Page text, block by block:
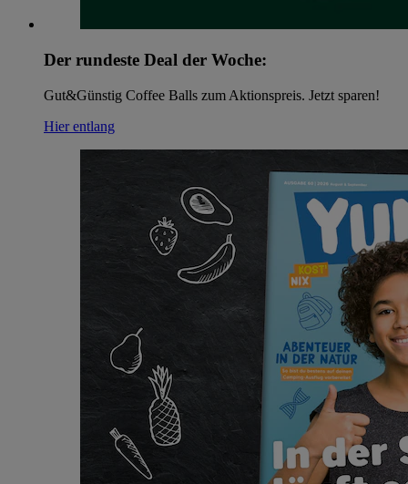
Der rundeste Deal der Woche:
Gut&Günstig Coffee Balls zum Aktionspreis. Jetzt sparen!
Hier entlang